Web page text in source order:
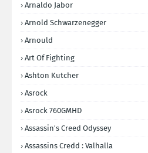
Arnaldo Jabor
Arnold Schwarzenegger
Arnould
Art Of Fighting
Ashton Kutcher
Asrock
Asrock 760GMHD
Assassin's Creed Odyssey
Assassins Credd : Valhalla